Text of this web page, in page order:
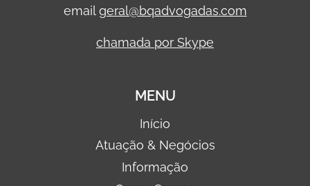
emailgeral@bqadvogadas.com
chamada por Skype
MENU
Início
Atuação & Negócios
Informação